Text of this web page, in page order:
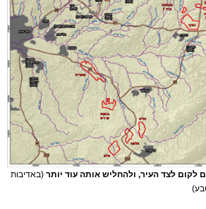
לקום לצד העיר, ולהחליש אותה עוד יותר (באדיבות